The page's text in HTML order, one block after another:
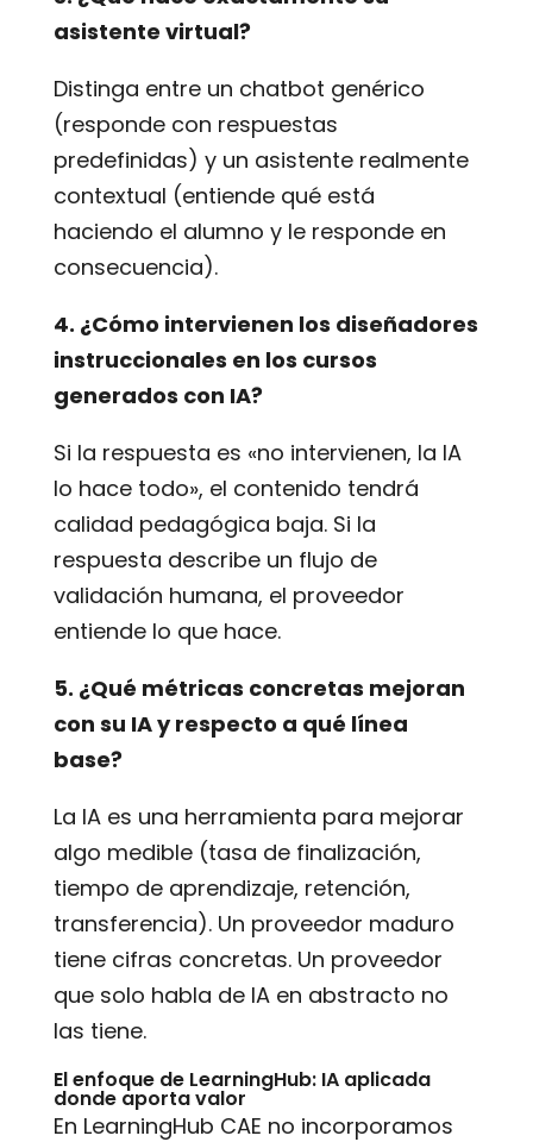
asistente virtual?
Distinga entre un chatbot genérico
(responde con respuestas
predefinidas) y un asistente realmente
contextual (entiende qué está
haciendo el alumno y le responde en
consecuencia).
4. ¿Cómo intervienen los diseñadores
instruccionales en los cursos
generados con IA?
Si la respuesta es «no intervienen, la IA
lo hace todo», el contenido tendrá
calidad pedagógica baja. Si la
respuesta describe un flujo de
validación humana, el proveedor
entiende lo que hace.
5. ¿Qué métricas concretas mejoran
con su IA y respecto a qué línea
base?
La IA es una herramienta para mejorar
algo medible (tasa de finalización,
tiempo de aprendizaje, retención,
transferencia). Un proveedor maduro
tiene cifras concretas. Un proveedor
que solo habla de IA en abstracto no
las tiene.
El enfoque de LearningHub: IA aplicada
donde aporta valor
En LearningHub CAE no incorporamos